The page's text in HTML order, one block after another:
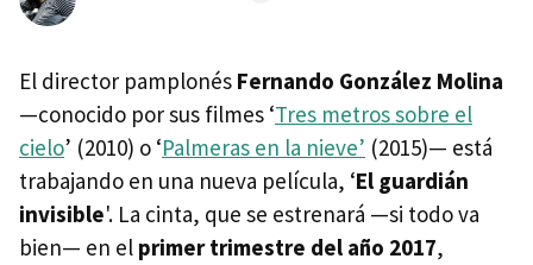
El director pamplonés Fernando González Molina
—conocido por sus filmes ‘Tres metros sobre el
cielo’ (2010) o ‘Palmeras en la nieve’ (2015)— está
trabajando en una nueva película, ‘El guardián
invisible'. La cinta, que se estrenará —si todo va
bien— en el primer trimestre del año 2017,